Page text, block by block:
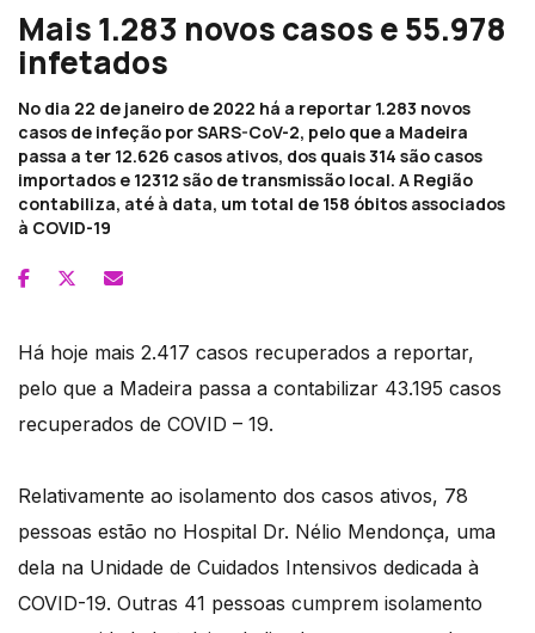
Mais 1.283 novos casos e 55.978
infetados
No dia 22 de janeiro de 2022 há a reportar 1.283 novos
casos de infeção por SARS-CoV-2, pelo que a Madeira
passa a ter 12.626 casos ativos, dos quais 314 são casos
importados e 12312 são de transmissão local. A Região
contabiliza, até à data, um total de 158 óbitos associados
à COVID-19
Há hoje mais 2.417 casos recuperados a reportar,
pelo que a Madeira passa a contabilizar 43.195 casos
recuperados de COVID – 19.
Relativamente ao isolamento dos casos ativos, 78
pessoas estão no Hospital Dr. Nélio Mendonça, uma
dela na Unidade de Cuidados Intensivos dedicada à
COVID-19. Outras 41 pessoas cumprem isolamento